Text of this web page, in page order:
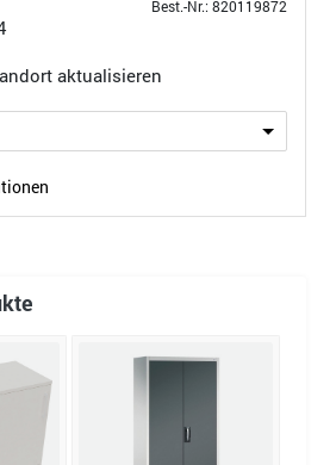
Best.-Nr.: 820119872
aktualisieren